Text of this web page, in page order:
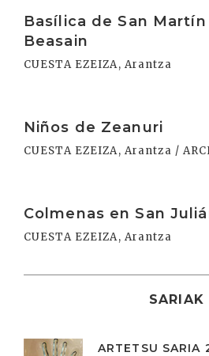
Basílica de San
Beasain
CUESTA EZEIZA, Arantza
Niños de Zeanuri
CUESTA EZEIZA, Arantza /
Colmenas en San
CUESTA EZEIZA, Arantza
SARIAK
ARTETSU SARIA